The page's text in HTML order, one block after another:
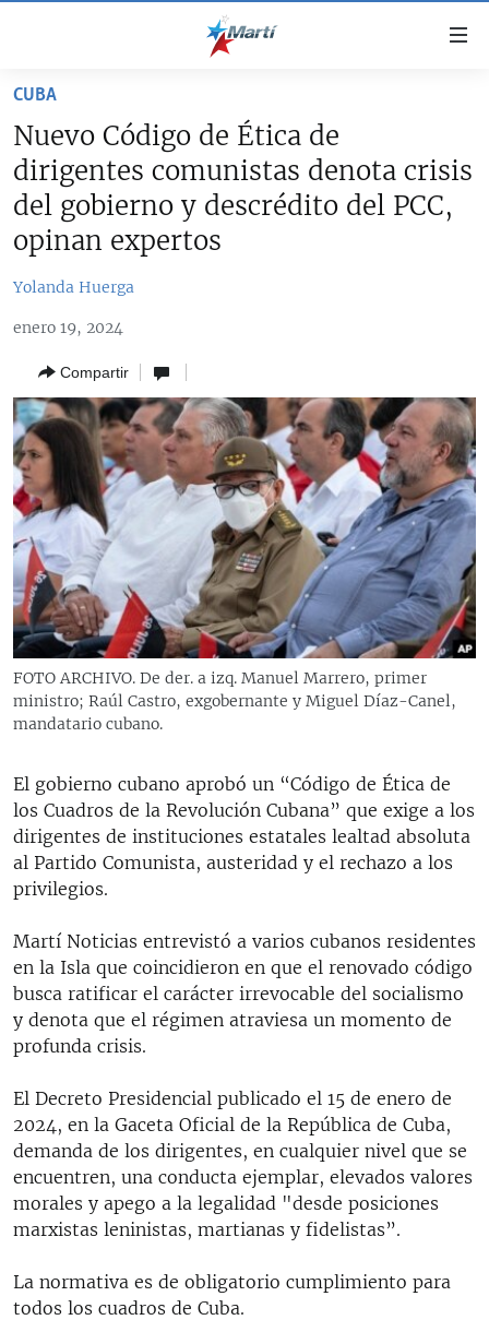
accesibilidad
contenido
principal
principal
la
búsqueda
CUBA
CUBA
DERECHOS HUMANOS
SOBRE CUBA
ESTADOS UNIDOS
ESTADOS UNIDOS
AMÉRICA LATINA
OPINIÓN GRÁFICA
AUDIOVISUALES MARTÍ
RADIO MARTÍ
ESPECIALES
ESPECIALES
LA REALIDAD DE LA VIVIENDA EN CUBA
KENTU-CUBANO
DESINFORMACIÓN RUSA EN AMÉRICA LATINA
LA INVASIÓN DE RUSIA A UCRANIA
MULTIMEDIA
EDITORIALES
SÍGUENOS
CUBA
Nuevo Código de Ética de
dirigentes comunistas denota crisis
del gobierno y descrédito del PCC,
opinan expertos
Yolanda Huerga
enero 19, 2024
Compartir
FOTO ARCHIVO. De der. a izq. Manuel Marrero, primer
ministro; Raúl Castro, exgobernante y Miguel Díaz-Canel,
mandatario cubano.
El gobierno cubano aprobó un “Código de Ética de
los Cuadros de la Revolución Cubana” que exige a los
dirigentes de instituciones estatales lealtad absoluta
al Partido Comunista, austeridad y el rechazo a los
privilegios.
Martí Noticias entrevistó a varios cubanos residentes
en la Isla que coincidieron en que el renovado código
busca ratificar el carácter irrevocable del socialismo
y denota que el régimen atraviesa un momento de
profunda crisis.
El Decreto Presidencial publicado el 15 de enero de
2024, en la Gaceta Oficial de la República de Cuba,
demanda de los dirigentes, en cualquier nivel que se
encuentren, una conducta ejemplar, elevados valores
morales y apego a la legalidad "desde posiciones
marxistas leninistas, martianas y fidelistas”.
La normativa es de obligatorio cumplimiento para
todos los cuadros de Cuba.